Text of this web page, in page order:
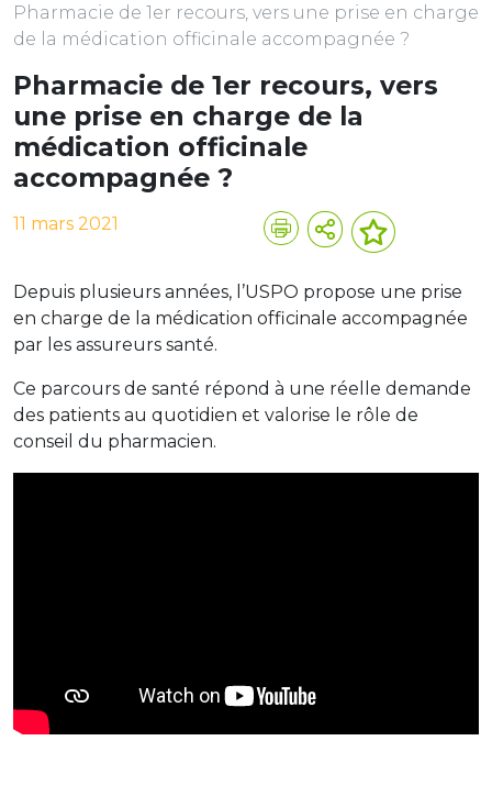
Pharmacie de 1er recours, vers une prise en charge
de la médication officinale accompagnée ?
Pharmacie de 1er recours, vers
une prise en charge de la
médication officinale
accompagnée ?
11 mars 2021
Depuis plusieurs années, l’USPO propose une prise
en charge de la médication officinale accompagnée
par les assureurs santé.
Ce parcours de santé répond à une réelle demande
des patients au quotidien et valorise le rôle de
conseil du pharmacien.